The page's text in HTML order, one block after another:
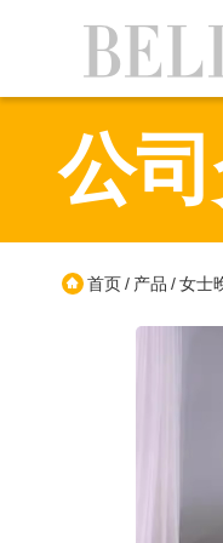
公
首页/ 产品 /女士